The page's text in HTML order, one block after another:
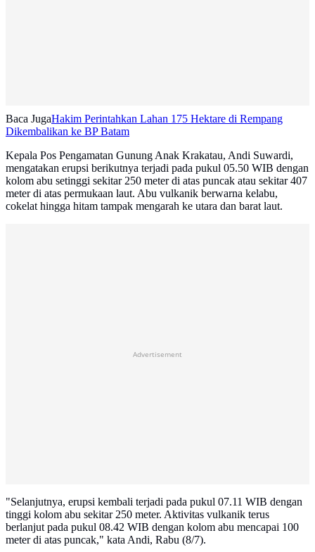
Baca JugaHakim Perintahkan Lahan 175 Hektare di Rempang
Dikembalikan ke BP Batam
Kepala Pos Pengamatan Gunung Anak Krakatau, Andi Suwardi,
mengatakan erupsi berikutnya terjadi pada pukul 05.50 WIB dengan
kolom abu setinggi sekitar 250 meter di atas puncak atau sekitar 407
meter di atas permukaan laut. Abu vulkanik berwarna kelabu,
cokelat hingga hitam tampak mengarah ke utara dan barat laut.
Advertisement
"Selanjutnya, erupsi kembali terjadi pada pukul 07.11 WIB dengan
tinggi kolom abu sekitar 250 meter. Aktivitas vulkanik terus
berlanjut pada pukul 08.42 WIB dengan kolom abu mencapai 100
meter di atas puncak," kata Andi, Rabu (8/7).